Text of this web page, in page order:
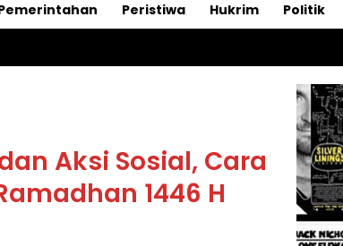
Peristiwa Hukrim Politik
Aksi Sosial, Cara
1446 H